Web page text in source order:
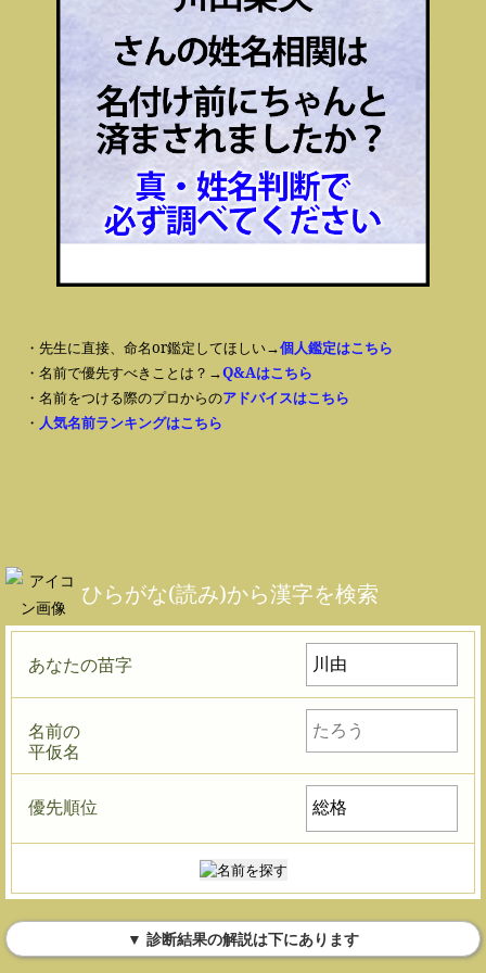
・先生に直接、命名or鑑定してほしい→個人鑑定はこちら
・名前で優先すべきことは？→Q&Aはこちら
・名前をつける際のプロからのアドバイスはこちら
・ 人気名前ランキングはこちら
ひらがな(読み)から漢字を検索
あなたの苗字
名前の
平仮名
優先順位
▼ 診断結果の解説は下にあります